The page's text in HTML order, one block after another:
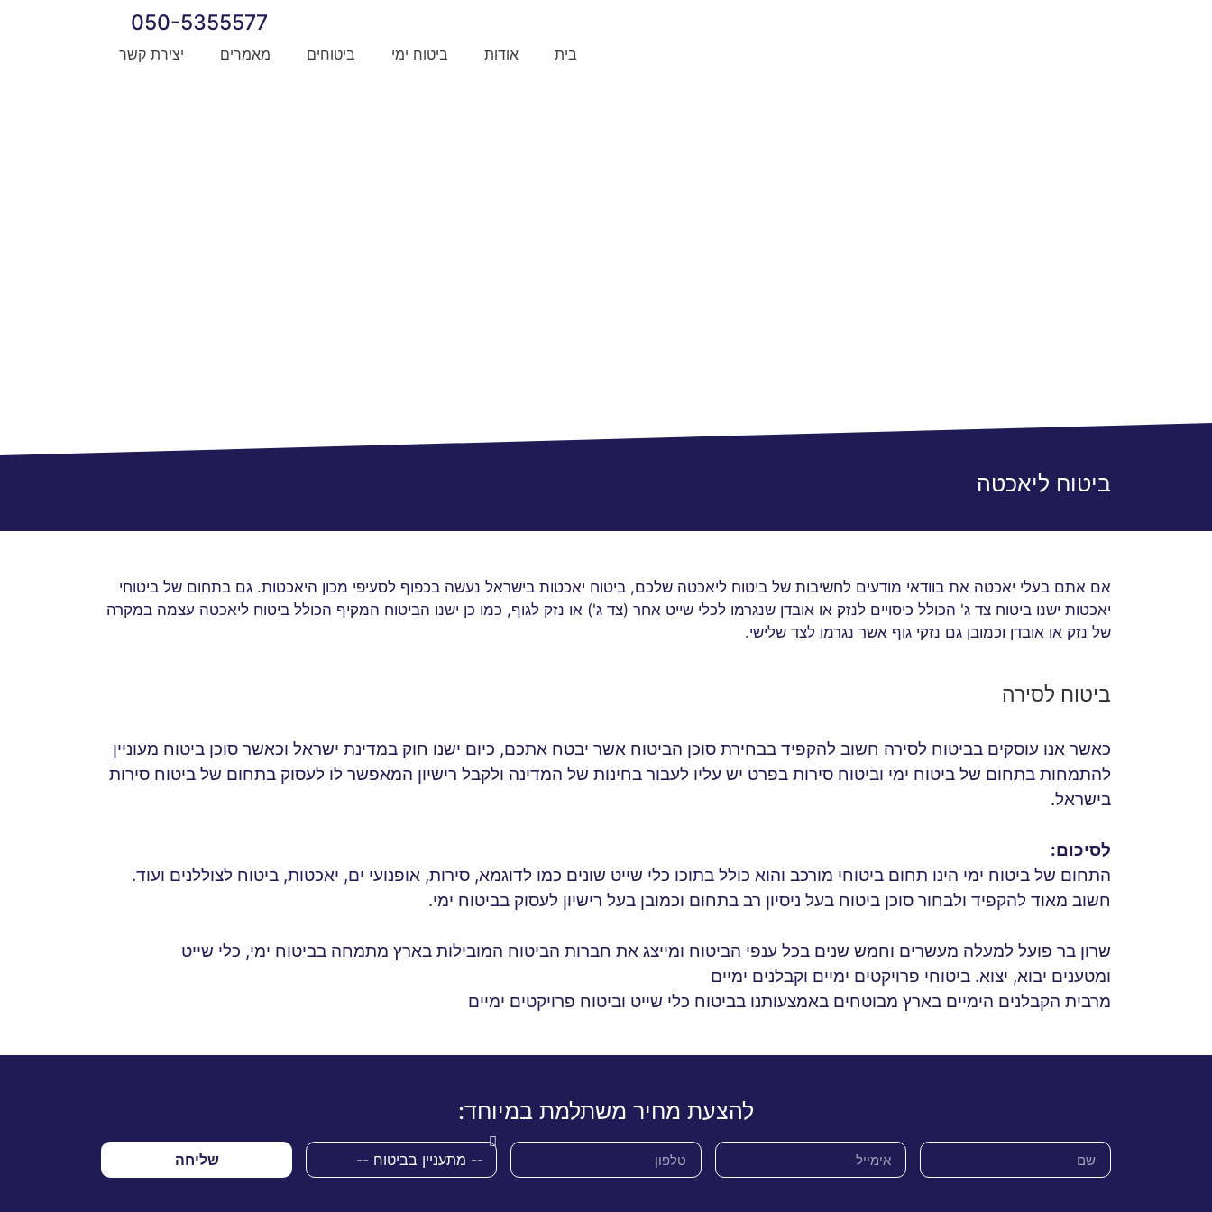
050-5355577
בית אודות ביטוח ימי ביטוחים מאמרים יצירת קשר
ביטוח ליאכטה
אם אתם בעלי יאכטה את בוודאי מודעים לחשיבות של ביטוח ליאכטה שלכם, ביטוח יאכטות בישראל נעשה בכפוף לסעיפי מכון היאכטות. גם בתחום של ביטוחי
יאכטות ישנו ביטוח צד ג' הכולל כיסויים לנזק או אובדן שנגרמו לכלי שייט אחר (צד ג') או נזק לגוף, כמו כן ישנו הביטוח המקיף הכולל ביטוח ליאכטה עצמה במקרה
של נזק או אובדן וכמובן גם נזקי גוף אשר נגרמו לצד שלישי.
ביטוח לסירה
כאשר אנו עוסקים בביטוח לסירה חשוב להקפיד בבחירת סוכן הביטוח אשר יבטח אתכם, כיום ישנו חוק במדינת ישראל וכאשר סוכן ביטוח מעוניין
להתמחות בתחום של ביטוח ימי וביטוח סירות בפרט יש עליו לעבור בחינות של המדינה ולקבל רישיון המאפשר לו לעסוק בתחום של ביטוח סירות
בישראל.
לסיכום:
התחום של ביטוח ימי הינו תחום ביטוחי מורכב והוא כולל בתוכו כלי שייט שונים כמו לדוגמא, סירות, אופנועי ים, יאכטות, ביטוח לצוללנים ועוד.
חשוב מאוד להקפיד ולבחור סוכן ביטוח בעל ניסיון רב בתחום וכמובן בעל רישיון לעסוק בביטוח ימי.
שרון בר פועל למעלה מעשרים וחמש שנים בכל ענפי הביטוח ומייצג את חברות הביטוח המובילות בארץ מתמחה בביטוח ימי, כלי שייט
ומטענים יבוא, יצוא. ביטוחי פרויקטים ימיים וקבלנים ימיים
מרבית הקבלנים הימיים בארץ מבוטחים באמצעותנו בביטוח כלי שייט וביטוח פרויקטים ימיים
להצעת מחיר משתלמת במיוחד:
שליחה